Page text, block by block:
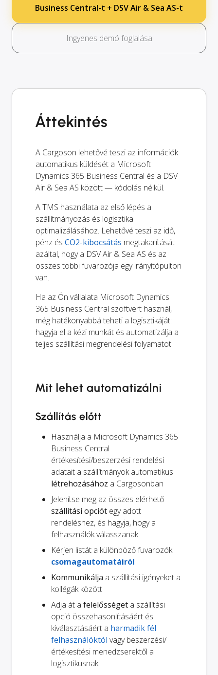
Business Central-t + DSV Air & Sea AS-t
Ingyenes demó foglalása
Áttekintés
A Cargoson lehetővé teszi az információk
automatikus küldését a Microsoft
Dynamics 365 Business Central és a DSV
Air & Sea AS között — kódolás nélkül.
A TMS használata az első lépés a
szállítmányozás és logisztika
optimalizálásához. Lehetővé teszi az idő,
pénz és CO2-kibocsátás megtakarítását
azáltal, hogy a DSV Air & Sea AS és az
összes többi fuvarozója egy irányítópulton
van.
Ha az Ön vállalata Microsoft Dynamics
365 Business Central szoftvert használ,
még hatékonyabbá teheti a logisztikáját:
hagyja el a kézi munkát és automatizálja a
teljes szállítási megrendelési folyamatot.
Mit lehet automatizálni
Szállítás előtt
Használja a Microsoft Dynamics 365
Business Central
értékesítési/beszerzési rendelési
adatait a szállítmányok automatikus
létrehozásához a Cargosonban
Jelenítse meg az összes elérhető
szállítási opciót egy adott
rendeléshez, és hagyja, hogy a
felhasználók válasszanak
Kérjen listát a különböző fuvarozók
csomagautomatáiról
Kommunikálja a szállítási igényeket a
kollégák között
Adja át a felelősséget a szállítási
opció összehasonlításáért és
kiválasztásáért a harmadik fél
felhasználóktól vagy beszerzési/
értékesítési menedzserektől a
logisztikusnak